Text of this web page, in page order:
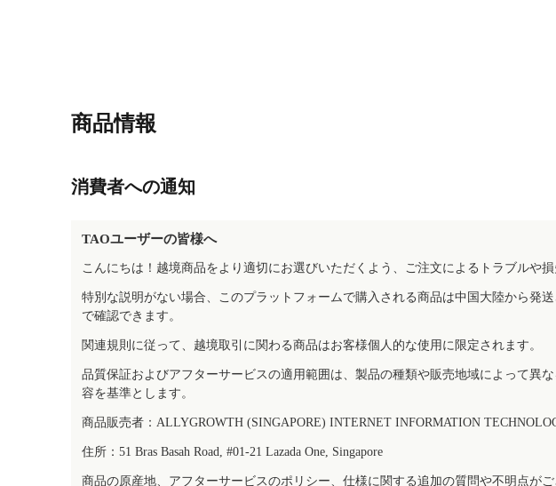
商品情報
消費者への通知
TAOユーザーの皆様へ
こんにちは！越境商品をより適切にお選びいただくよう、ご注文によるトラブルや
特別な説明がない場合、このプラットフォームで購入される商品は中国大陸から発
で確認できます。
関連規則に従って、越境取引に関わる商品はお客様個人的な使用に限定されます。
品質保証およびアフターサービスの適用範囲は、製品の種類や販売地域によって異
容を基準とします。
商品販売者：ALLYGROWTH (SINGAPORE) INTERNET INFORMATION
住所：51 Bras Basah Road, #01-21 Lazada One, Singapore
商品の原産地、アフターサービスのポリシー、仕様に関する追加の質問や不明点が